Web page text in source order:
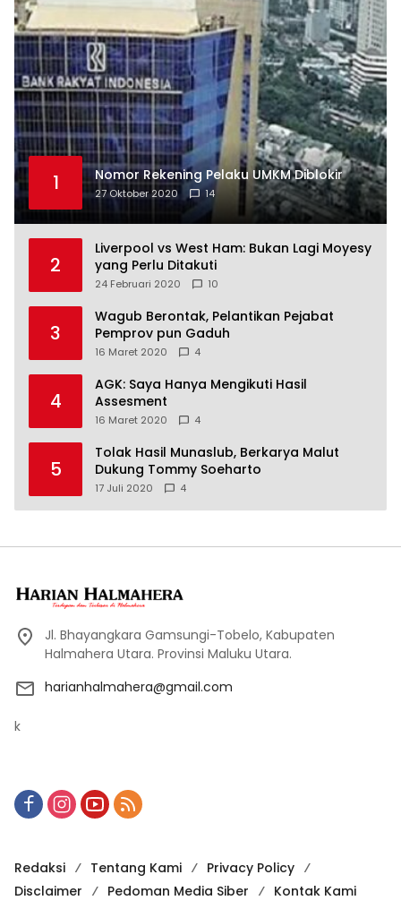
1 Nomor Rekening Pelaku UMKM Diblokir
27 Oktober 2020 14
2
Liverpool vs West Ham: Bukan Lagi Moyesy
yang Perlu Ditakuti
24 Februari 2020 10
3
Wagub Berontak, Pelantikan Pejabat
Pemprov pun Gaduh
16 Maret 2020 4
4
AGK: Saya Hanya Mengikuti Hasil
Assesment
16 Maret 2020 4
5
Tolak Hasil Munaslub, Berkarya Malut
Dukung Tommy Soeharto
17 Juli 2020 4
Jl. Bhayangkara Gamsungi-Tobelo, Kabupaten
Halmahera Utara. Provinsi Maluku Utara.
harianhalmahera@gmail.com
k
Redaksi Tentang Kami
Privacy Policy
Disclaimer
Pedoman Media Siber Kontak Kami